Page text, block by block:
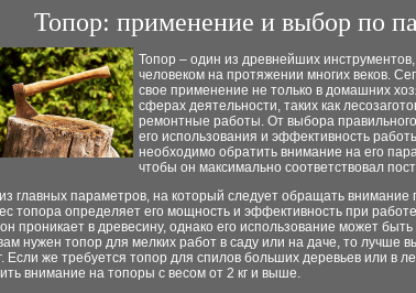
Топор: применение и выбор по
Топор – один из древнейших
человеком на протяжении многих веков.
свое применение не только в домашних
сферах деятельности, таких как
ремонтные работы. От выбора
его использования и эффективность
необходимо обратить внимание на его
чтобы он максимально соответствовал
главных параметров, на который следует обращать внимание
топора определяет его мощность и эффективность при
он проникает в древесину, однако его использование может
нужен топор для мелких работ в саду или на даче, то лучше
Если же требуется топор для спилов больших деревьев или в
внимание на топоры с весом от 2 кг и выше.